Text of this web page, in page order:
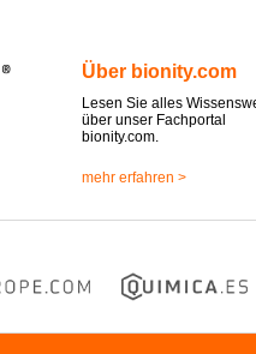
Über bionity.com
Lesen Sie alles
über unser Fachportal
bionity.com.
mehr erfahren >